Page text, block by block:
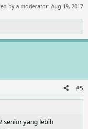
by a moderator: Aug 19, 2017
#5
senior yang lebih